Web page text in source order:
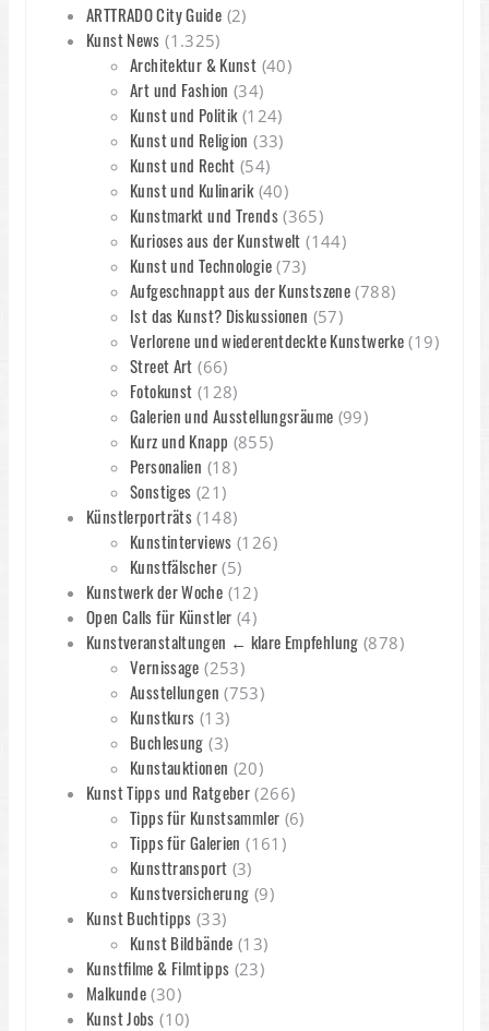
ARTTRADO City Guide (2)
Kunst News (1.325)
Architektur & Kunst (40)
Art und Fashion (34)
Kunst und Politik(124)
Kunst und Religion (33)
Kunst und Recht (54)
Kunst und Kulinarik(40)
Kunstmarkt und Trends(365)
Kurioses aus der Kunstwelt (144)
Kunst und Technologie(73)
Aufgeschnappt aus der Kunstszene (788)
Ist das Kunst? Diskussionen (57)
Verlorene und wiederentdeckte Kunstwerke (19)
Street Art (66)
Fotokunst (128)
Galerien und Ausstellungsräume (99)
Kurz und Knapp (855)
Personalien (18)
Sonstiges (21)
Künstlerporträts (148)
Kunstinterviews (126)
Kunstfälscher(5)
Kunstwerk der Woche (12)
Open Calls für Künstler (4)
Kunstveranstaltungen ← klare Empfehlung (878)
Vernissage (253)
Ausstellungen (753)
Kunstkurs (13)
Buchlesung (3)
Kunstauktionen (20)
Kunst Tipps und Ratgeber (266)
Tipps für Kunstsammler (6)
Tipps für Galerien (161)
Kunsttransport (3)
Kunstversicherung (9)
Kunst Buchtipps (33)
Kunst Bildbände (13)
Kunstfilme & Filmtipps (23)
Malkunde (30)
Kunst Jobs (10)